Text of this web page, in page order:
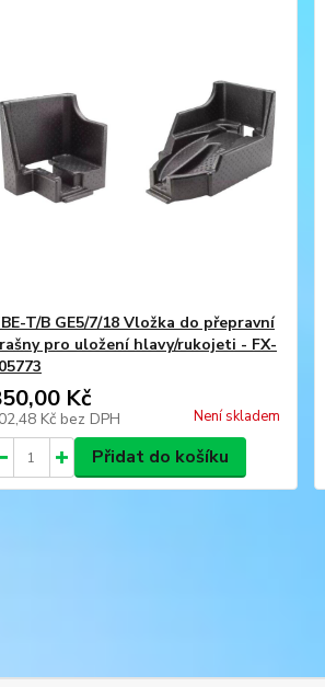
T/B GE5/7/18 Vložka do přepravní
pro uložení hlavy/rukojeti - FX-
Kč
Kč bez DPH Není skladem
Přidat do košíku